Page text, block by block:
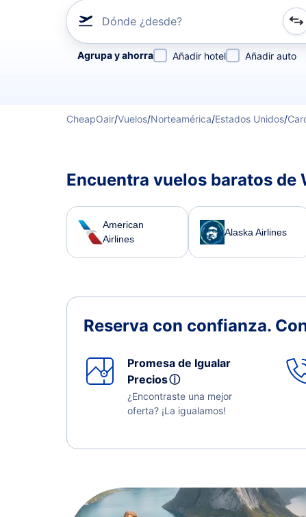
Dónde ¿desde?
Refina tu búsqueda por aerolínea, por ciudad o
Agrupa y ahorra Añadir hotel Añadir auto
CheapOair/Vuelos/Norteamérica/Estados Unidos/
Encuentra vuelos baratos de
American
Airlines
Alaska Airlines
Reserva con confianza.
Promesa de Igualar
Preciosⓘ
¿Encontraste una mejor
oferta? ¡La igualamos!